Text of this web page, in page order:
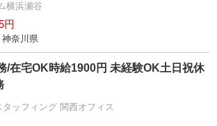
横浜瀬谷
円
奈川県
/在宅OK時給1900円 未経験OK土日祝休
ッフィング 関西オフィス